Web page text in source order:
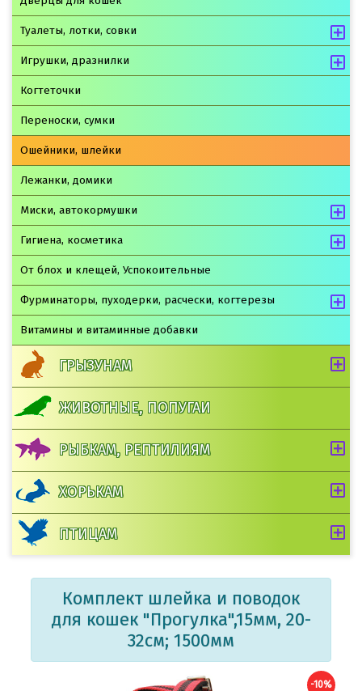
Туалеты, лотки, совки
Игрушки, дразнилки
Когтеточки
Переноски, сумки
Ошейники, шлейки
Лежанки, домики
Миски, автокормушки
Гигиена, косметика
От блох и клещей, Успокоительные
Фурминаторы, пуходерки, расчески, когтерезы
Витамины и витаминные добавки
ГРЫЗУНАМ
ЖИВОТНЫЕ, ПОПУГАИ
РЫБКАМ, РЕПТИЛИЯМ
ХОРЬКАМ
ПТИЦАМ
Комплект шлейка и поводок
для кошек "Прогулка",15мм, 20-
32см; 1500мм
-10%